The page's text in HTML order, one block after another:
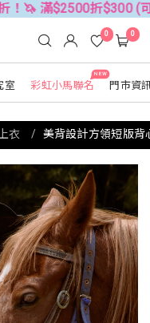
折$300 (可累折）
室
NEW
彩虹小馬聯名 門市資
0 0
衣 美背設計方領短版背